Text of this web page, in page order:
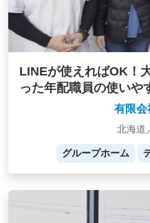
LINEが使えればOK！
った年配職員の使いや
有限会
北海道
グループホーム